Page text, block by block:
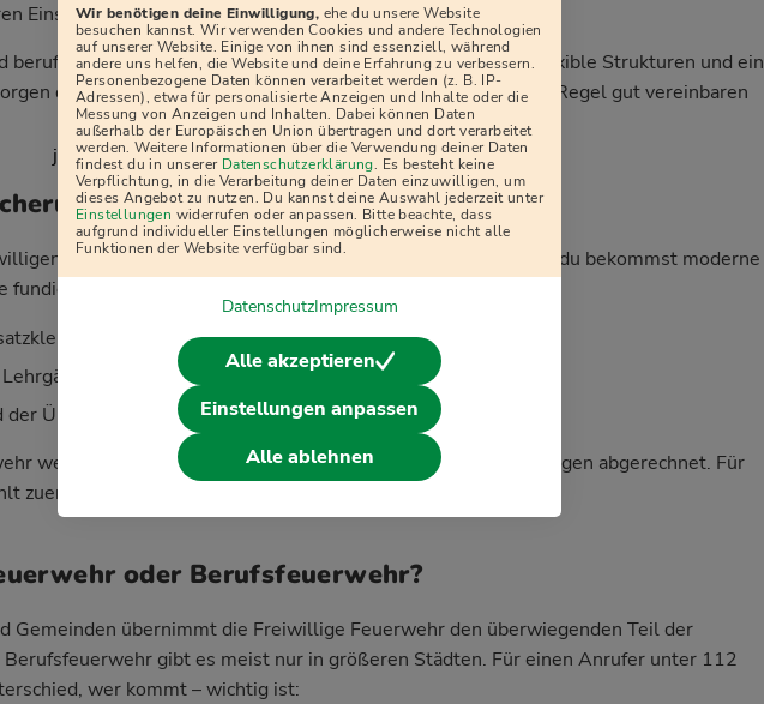
Einsätzen, die sich über das Jahr verteilen
berufstätig, in Ausbildung oder haben Familie. Dienstpläne, flexible Strukturen und ein
dafür, dass sich Feuerwehr, Beruf und Privatleben in aller Regel gut vereinbaren
und Ausrüstung
Feuerwehr zu sein, kostet dich kein Geld – im Gegenteil, du bekommst moderne
Ausbildung:
werden komplett gestellt
sind für dich kostenlos
Übungen und Einsätze gesetzlich unfallversichert
werden in vielen Fällen über die Kommune oder Versicherungen abgerechnet. Für
zuerst: schnelle und professionelle Hilfe.
oder Berufsfeuerwehr?
Gemeinden übernimmt die Freiwillige Feuerwehr den überwiegenden Teil der
Berufsfeuerwehr gibt es meist nur in größeren Städten. Für einen Anrufer unter 112
wer kommt – wichtig ist:
j
Wir benötigen deine Einwilligung, ehe du unsere Website
besuchen kannst. Wir verwenden Cookies und andere Technologien
auf unserer Website. Einige von ihnen sind essenziell, während
andere uns helfen, die Website und deine Erfahrung zu verbessern.
Personenbezogene Daten können verarbeitet werden (z. B. IP-
Adressen), etwa für personalisierte Anzeigen und Inhalte oder die
Messung von Anzeigen und Inhalten. Dabei können Daten
außerhalb der Europäischen Union übertragen und dort verarbeitet
werden. Weitere Informationen über die Verwendung deiner Daten
findest du in unserer Datenschutzerklärung. Es besteht keine
Verpflichtung, in die Verarbeitung deiner Daten einzuwilligen, um
dieses Angebot zu nutzen. Du kannst deine Auswahl jederzeit unter
Einstellungen widerrufen oder anpassen. Bitte beachte, dass
aufgrund individueller Einstellungen möglicherweise nicht alle
Funktionen der Website verfügbar sind.
DatenschutzImpressum
Alle akzeptieren
Einstellungen anpassen
Alle ablehnen